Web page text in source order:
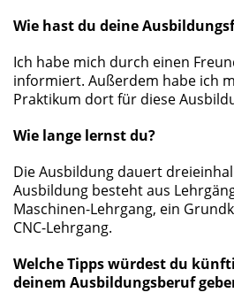
Wie hast du deine
Ich habe mich durch einen
informiert. Außerdem habe ich
Praktikum dort für diese
Wie lange lernst du?
Die Ausbildung dauert
Ausbildung besteht aus
Maschinen-Lehrgang, ein
CNC-Lehrgang.
Welche Tipps würdest du
deinem Ausbildungsberuf